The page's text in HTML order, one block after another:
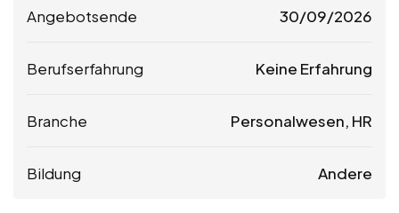
Angebotsende 30/09/2026
Berufserfahrung Keine Erfahrung
Branche Personalwesen, HR
Bildung Andere